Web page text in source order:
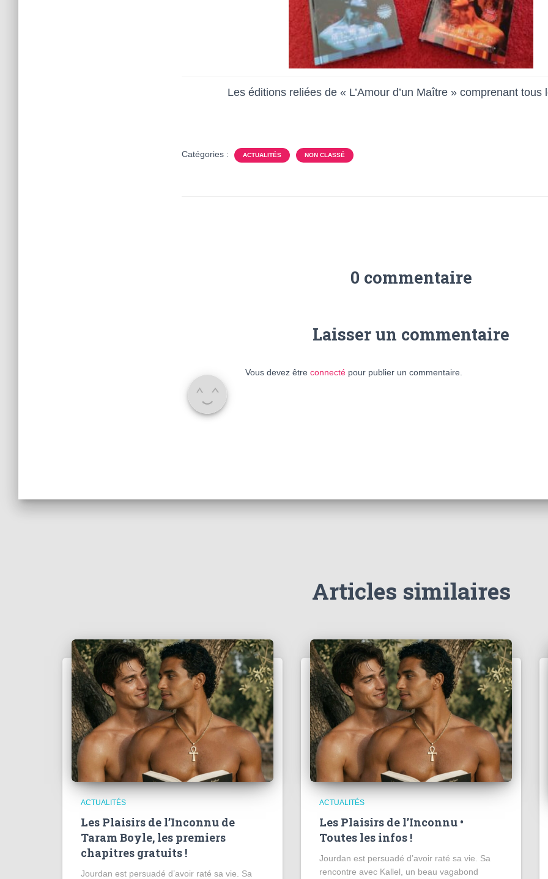
Les éditions reliées de « L’Amour d’un Maître » comprenant tous
Catégories : ACTUALITÉS NON CLASSÉ
0 commentaire
Laisser un commentaire
Vous devez être connecté pour publier un commentaire.
Articles similaires
ACTUALITÉS
Les Plaisirs de l’Inconnu de
Taram Boyle, les premiers
chapitres gratuits !
Jourdan est persuadé d’avoir raté sa vie. Sa
ACTUALITÉS
Les Plaisirs de l’Inconnu •
Toutes les infos !
Jourdan est persuadé d’avoir raté sa vie. Sa
rencontre avec Kallel, un beau vagabond